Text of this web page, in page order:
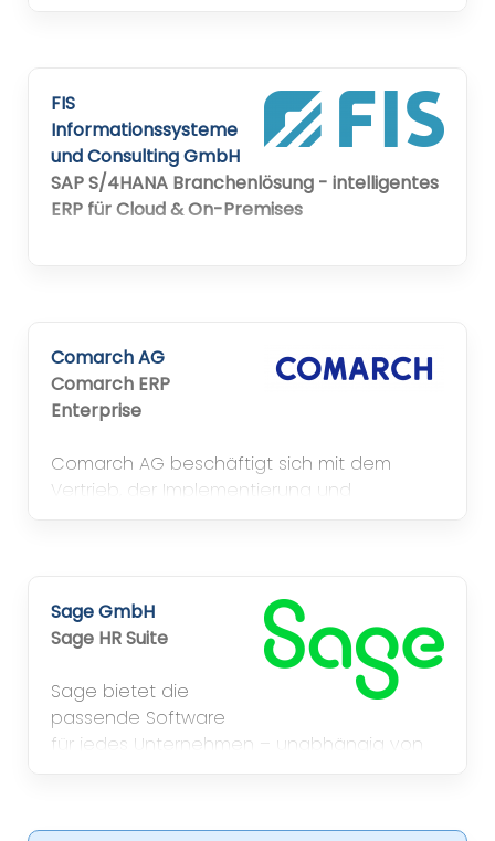
FIS
Informationssysteme
und Consulting GmbH
SAP S/4HANA Branchenlösung - intelligentes
ERP für Cloud & On-Premises
Comarch AG
Comarch ERP
Enterprise
Comarch AG beschäftigt sich mit dem
Vertrieb, der Implementierung und
Sage GmbH
Sage HR Suite
Sage bietet die
passende Software
für jedes Unternehmen – unabhängig von